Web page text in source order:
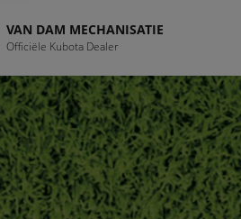
VAN DAM MECHANISATIE
Officiële Kubota Dealer